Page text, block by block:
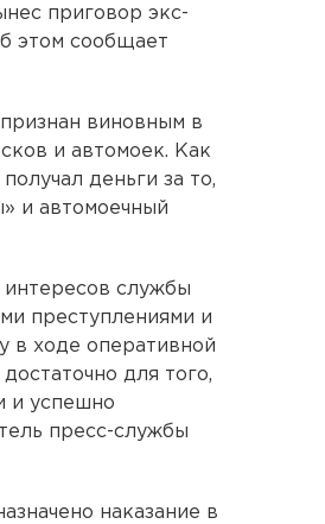
приговор экс-
этом сообщает
виновным в
и автомоек. Как
деньги за то,
и автомоечный
интересов службы
преступлениями и
в ходе оперативной
для того,
и успешно
пресс-службы
наказание в